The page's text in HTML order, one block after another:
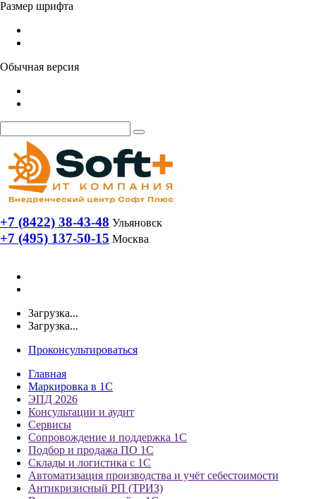
Размер шрифта
Обычная версия
+7 (8422) 38-43-48 Ульяновск
+7 (495) 137-50-15 Москва
Загрузка...
Загрузка...
Проконсультироваться
Главная
Маркировка в 1С
ЭПД 2026
Консультации и аудит
Сервисы
Сопровождение и поддержка 1С
Подбор и продажа ПО 1С
Склады и логистика с 1С
Автоматизация производства и учёт себестоимости
Антикризисный РП (ТРИЗ)